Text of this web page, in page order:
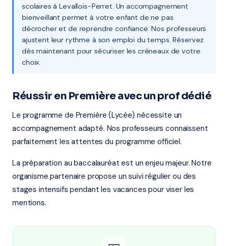
scolaires à Levallois-Perret. Un accompagnement
bienveillant permet à votre enfant de ne pas
décrocher et de reprendre confiance. Nos professeurs
ajustent leur rythme à son emploi du temps. Réservez
dès maintenant pour sécuriser les créneaux de votre
choix.
Réussir en Première avec un prof dédié
Le programme de Première (Lycée) nécessite un
accompagnement adapté. Nos professeurs connaissent
parfaitement les attentes du programme officiel.
La préparation au baccalauréat est un enjeu majeur. Notre
organisme partenaire propose un suivi régulier ou des
stages intensifs pendant les vacances pour viser les
mentions.